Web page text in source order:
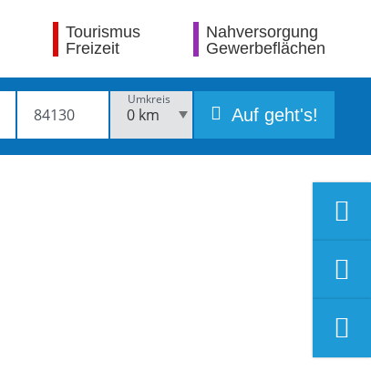
Tourismus
Freizeit
Nahversorgung
Gewerbeflächen
Umkreis
Auf geht's!